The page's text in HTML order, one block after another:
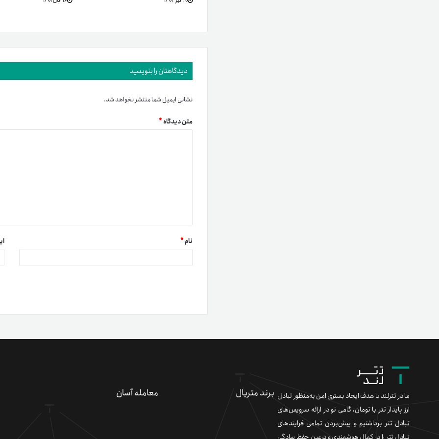
دیدگاهتان را بنویسید
نشانی ایمیل شما منتشر نخواهد شد.
متن دیدگاه*
نام*
ما در تترلند با هدف ایجاد بستری امن به‌منظور تبادل
ارز پایدار تتر با تومان، گامی نو در ارائه سرویس‌های
تبادل تتر برداشتیم و پیش‌بردن تمامی فرایندهای
برند متریال معامله آسان